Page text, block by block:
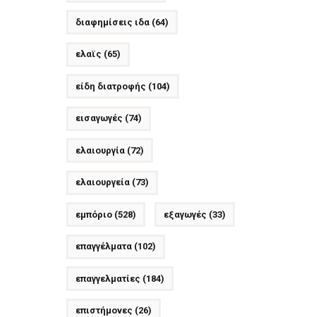
διαφημίσεις ιδα(64)
ελαϊς (65)
είδη διατροφής (104)
εισαγωγές (74)
ελαιουργία(72)
ελαιουργεία(73)
εμπόριο(528) εξαγωγές (33)
επαγγέλματα(102)
επαγγελματίες (184)
επιστήμονες (26)